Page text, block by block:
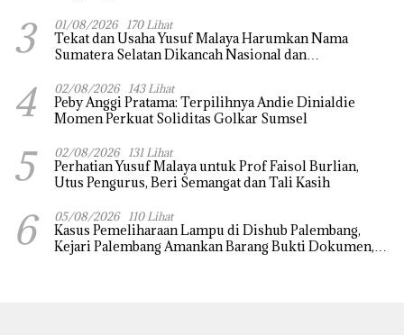
3 01/08/2026 170 Lihat
Tekat dan Usaha Yusuf Malaya Harumkan Nama
Sumatera Selatan Dikancah Nasional dan
4 02/08/2026 143 Lihat
Peby Anggi Pratama: Terpilihnya Andie Dinialdie
Momen Perkuat Soliditas Golkar Sumsel
5 02/08/2026 131 Lihat
Perhatian Yusuf Malaya untuk Prof Faisol Burlian,
Utus Pengurus, Beri Semangat dan Tali Kasih
6 05/08/2026 110 Lihat
Kasus Pemeliharaan Lampu di Dishub Palembang,
Kejari Palembang Amankan Barang Bukti Dokumen,